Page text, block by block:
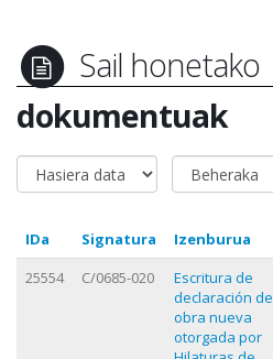
Sail honetako
dokumentuak
IDa Signatura Izenburua
25554
C/0685-020
Escritura de
declaración de
obra nueva
otorgada por